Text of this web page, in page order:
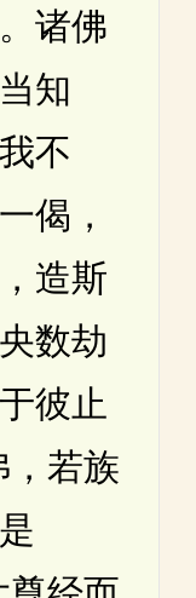
诸佛
知
不
偈，
造斯
数劫
彼止
，若族